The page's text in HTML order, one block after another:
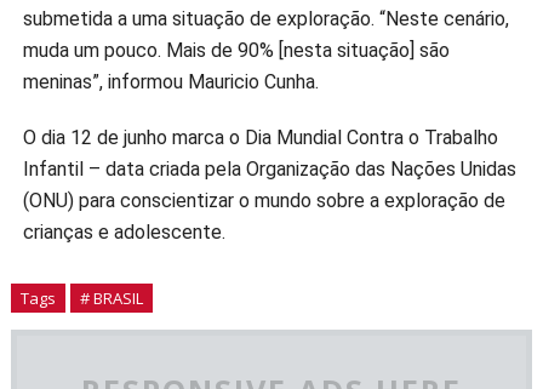
submetida a uma situação de exploração. “Neste cenário,
muda um pouco. Mais de 90% [nesta situação] são
meninas”, informou Mauricio Cunha.
O dia 12 de junho marca o Dia Mundial Contra o Trabalho
Infantil – data criada pela Organização das Nações Unidas
(ONU) para conscientizar o mundo sobre a exploração de
crianças e adolescente.
Tags # BRASIL